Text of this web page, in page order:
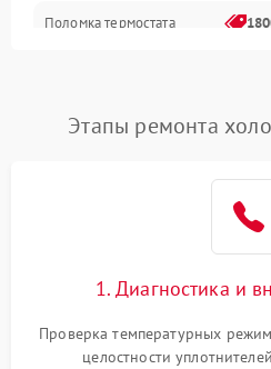
Поломка термостата
Поломка системы No Frost
работе
Этапы ремонта
1. Диагностика и
Проверка температурных
целостности